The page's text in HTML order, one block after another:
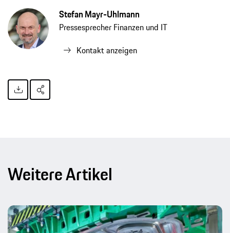
Stefan Mayr-Uhlmann
Pressesprecher Finanzen und IT
Kontakt anzeigen
Weitere Artikel